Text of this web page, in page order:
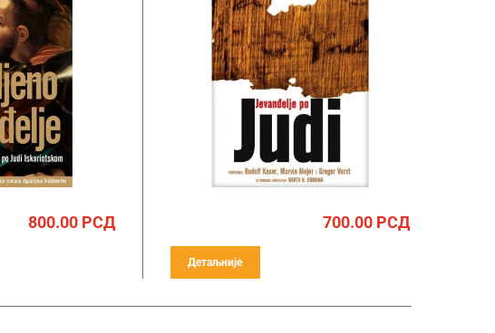
800.00РСД 700.00РСД
Детаљније